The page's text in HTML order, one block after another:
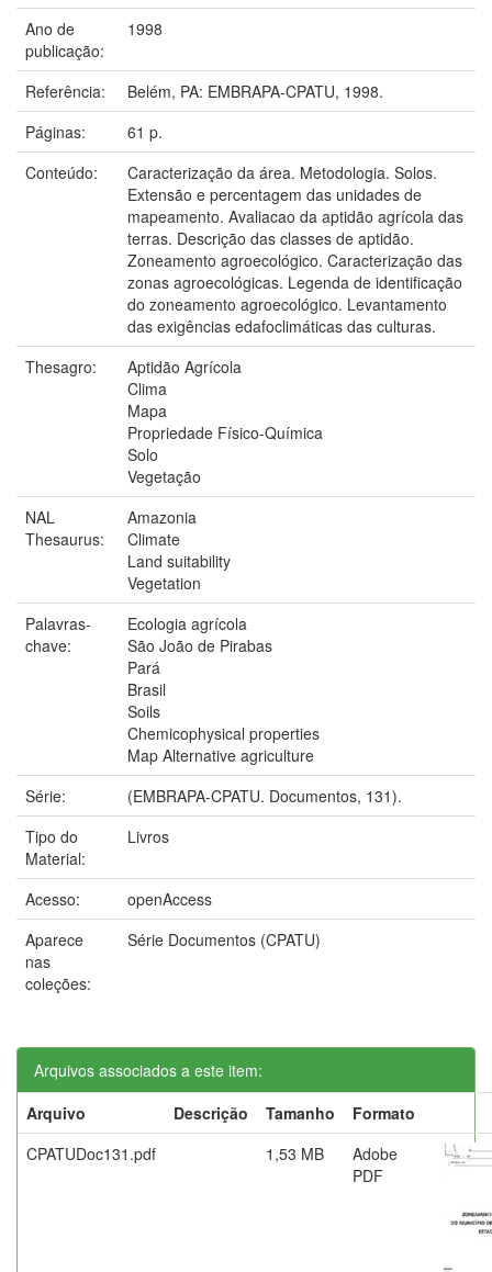
Ano de
publicação:
1998
Referência:
Belém, PA: EMBRAPA-CPATU, 1998.
Páginas:
61 p.
Conteúdo:
Caracterização da área. Metodologia. Solos.
Extensão e percentagem das unidades de
mapeamento. Avaliacao da aptidão agrícola das
terras. Descrição das classes de aptidão.
Zoneamento agroecológico. Caracterização das
zonas agroecológicas. Legenda de identificação
do zoneamento agroecológico. Levantamento
das exigências edafoclimáticas das culturas.
Thesagro:
Aptidão Agrícola
Clima
Mapa
Propriedade Físico-Química
Solo
Vegetação
NAL
Thesaurus:
Amazonia
Climate
Land suitability
Vegetation
Palavras-
chave:
Ecologia agrícola
São João de Pirabas
Pará
Brasil
Soils
Chemicophysical properties
Map Alternative agriculture
Série:
(EMBRAPA-CPATU. Documentos, 131).
Tipo do
Material:
Livros
Acesso:
openAccess
Aparece
nas
coleções:
Série Documentos (CPATU)
Arquivos associados a este item:
Arquivo
Descrição Tamanho
Formato
CPATUDoc131.pdf
1,53 MB
Adobe
PDF